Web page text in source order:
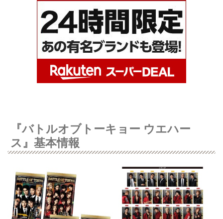
『バトルオブトーキョー ウエハー
ス』基本情報